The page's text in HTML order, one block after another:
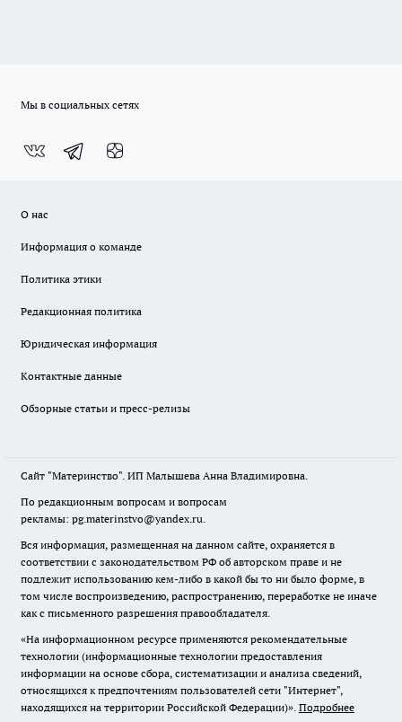
Мы в социальных сетях
О нас
Информация о команде
Политика этики
Редакционная политика
Юридическая информация
Контактные данные
Обзорные статьи и пресс-релизы
Сайт "Материнство". ИП Малышева Анна Владимировна.
По редакционным вопросам и вопросам
рекламы: pg.materinstvo@yandex.ru.
Вся информация, размещенная на данном сайте, охраняется в
соответствии с законодательством РФ об авторском праве и не
подлежит использованию кем-либо в какой бы то ни было форме, в
том числе воспроизведению, распространению, переработке не иначе
как с письменного разрешения правообладателя.
«На информационном ресурсе применяются рекомендательные
технологии (информационные технологии предоставления
информации на основе сбора, систематизации и анализа сведений,
относящихся к предпочтениям пользователей сети "Интернет",
находящихся на территории Российской Федерации)». Подробнее